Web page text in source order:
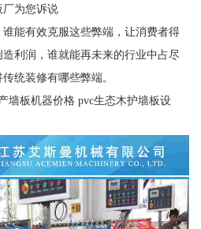
厂为您诉说
能有效克服这些弊端，让消费者得
利润，谁就能再未来的行业中占尽
统装修有哪些弊端。
墙板机器价格 pvc生态木护墙板设